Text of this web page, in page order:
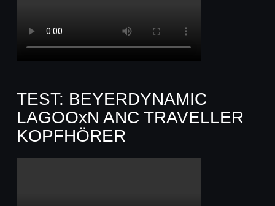
TEST: BEYERDYNAMIC
LAGOOxN ANC TRAVELLER
KOPFHÖRER